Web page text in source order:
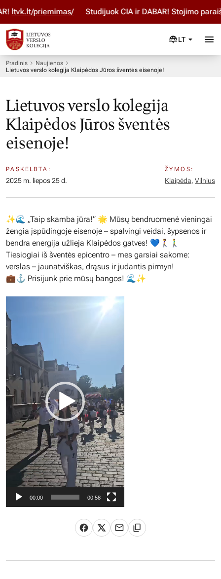
ltvk.lt/priemimas/ Studijuok ČIA ir DABAR! Stojimo
LT
Pradinis
Naujienos
Lietuvos verslo kolegija Klaipėdos Jūros šventės eisenoje!
Lietuvos verslo kolegija
Klaipėdos Jūros šventės
eisenoje!
PASKELBTA:
2025 m. liepos 25 d.
ŽYMOS:
Klaipėda, Vilnius
✨🌊 „Taip skamba jūra!“ 🌟 Mūsų bendruomenė vieningai
žengia įspūdingoje eisenoje – spalvingi veidai, šypsenos ir
bendra energija užlieja Klaipėdos gatves! 💙🚶‍♀️🚶‍♂️
Tiesiogiai iš šventės epicentro – mes garsiai sakome:
verslas – jaunatviškas, drąsus ir judantis pirmyn!
💼⚓️ Prisijunk prie mūsų bangos! 🌊✨
grotuvas
00:00 00:58